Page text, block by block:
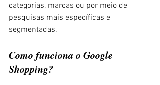
categorias, marcas ou por meio de
pesquisas mais específicas e
segmentadas.
Como funciona o Google
Shopping?